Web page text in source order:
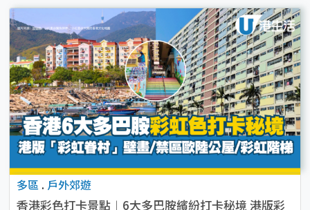
多區 . 戶外郊遊
香港彩色打卡景點︱6大多巴胺繽紛打卡秘境 港版彩